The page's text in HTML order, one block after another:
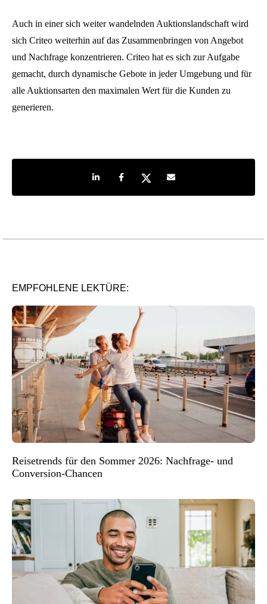
Auch in einer sich weiter wandelnden Auktionslandschaft wird
sich Criteo weiterhin auf das Zusammenbringen von Angebot
und Nachfrage konzentrieren. Criteo hat es sich zur Aufgabe
gemacht, durch dynamische Gebote in jeder Umgebung und für
alle Auktionsarten den maximalen Wert für die Kunden zu
generieren.
Share on LinkedIn
Share on Facebook
Share on TwitterShare by e-mail
EMPFOHLENE LEKTÜRE:
Reisetrends für den Sommer 2026: Nachfrage- und
Conversion-Chancen